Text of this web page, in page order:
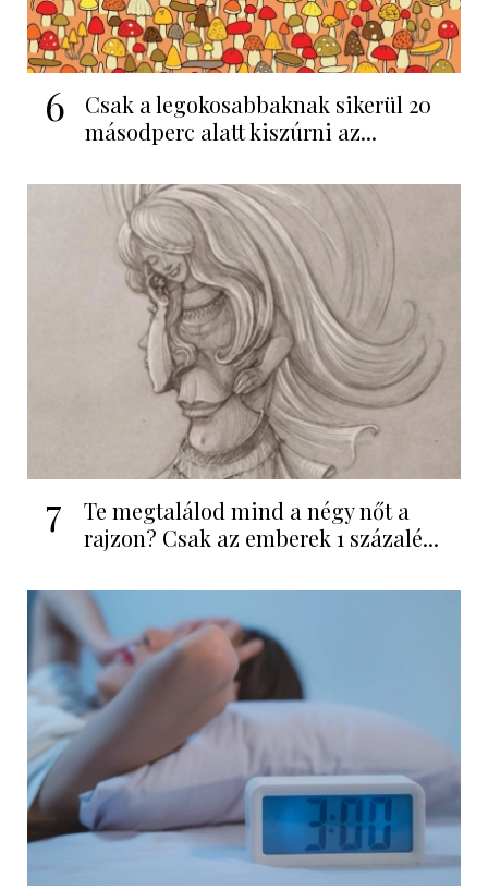
6
Csak a legokosabbaknak sikerül 20
másodperc alatt kiszúrni az...
7
Te megtalálod mind a négy nőt a
rajzon? Csak az emberek 1 százalé...